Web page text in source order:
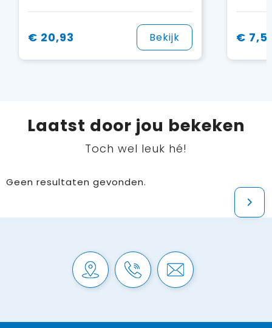
€ 20,93 Bekijk €
Laatst door jou bekeken
Toch wel leuk hé!
Geen resultaten gevonden.